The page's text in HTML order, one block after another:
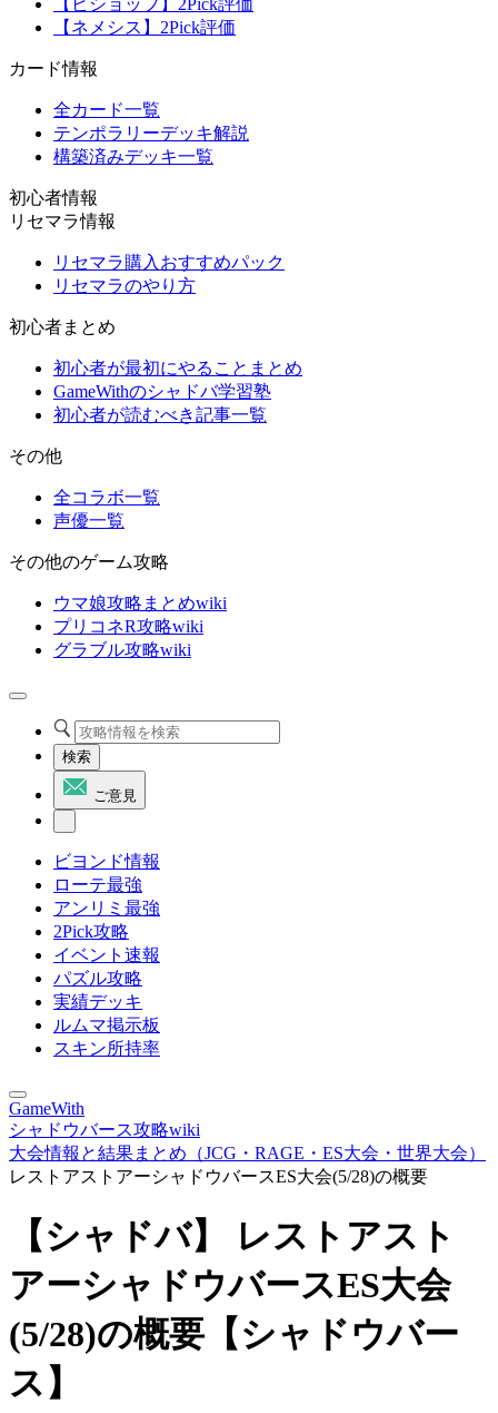
【ビショップ】2Pick評価
【ネメシス】2Pick評価
カード情報
全カード一覧
テンポラリーデッキ解説
構築済みデッキ一覧
初心者情報
リセマラ情報
リセマラ購入おすすめパック
リセマラのやり方
初心者まとめ
初心者が最初にやることまとめ
GameWithのシャドバ学習塾
初心者が読むべき記事一覧
その他
全コラボ一覧
声優一覧
その他のゲーム攻略
ウマ娘攻略まとめwiki
プリコネR攻略wiki
グラブル攻略wiki
検索
ご意見
ビヨンド情報
ローテ最強
アンリミ最強
2Pick攻略
イベント速報
パズル攻略
実績デッキ
ルムマ掲示板
スキン所持率
GameWith
シャドウバース攻略wiki
大会情報と結果まとめ（JCG・RAGE・ES大会・世界大会）
レストアストアーシャドウバースES大会(5/28)の概要
【シャドバ】 レストアスト
アーシャドウバースES大会
(5/28)の概要【シャドウバー
ス】